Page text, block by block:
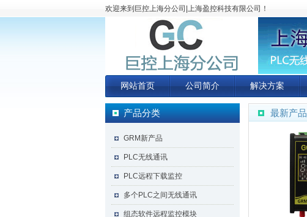
欢迎来到巨控上海分公司|上海盈控科技有限公司！
网站首页 公司简介 解决方案
产品分类
GRM新产品
PLC无线通讯
PLC远程下载监控
多个PLC之间无线通讯
组态软件远程监控模块
最新产品